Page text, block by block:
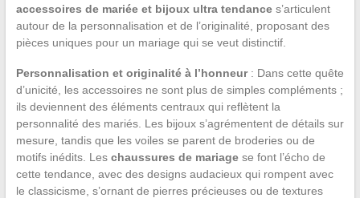
accessoires de mariée et bijoux ultra tendances’articulent
autour de la personnalisation et de l’originalité, proposant des
pièces uniques pour un mariage qui se veut distinctif.
Personnalisation et originalité à l’honneur: Dans cette quête
d’unicité, les accessoires ne sont plus de simples compléments ;
ils deviennent des éléments centraux qui reflètent la
personnalité des mariés. Les bijoux s’agrémentent de détails sur
mesure, tandis que les voiles se parent de broderies ou de
motifs inédits. Les chaussures de mariagese font l’écho de
cette tendance, avec des designs audacieux qui rompent avec
le classicisme, s’ornant de pierres précieuses ou de textures